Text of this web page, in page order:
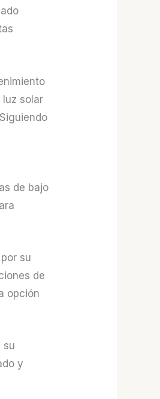
solar
de bajo
su
de
opción
su
y